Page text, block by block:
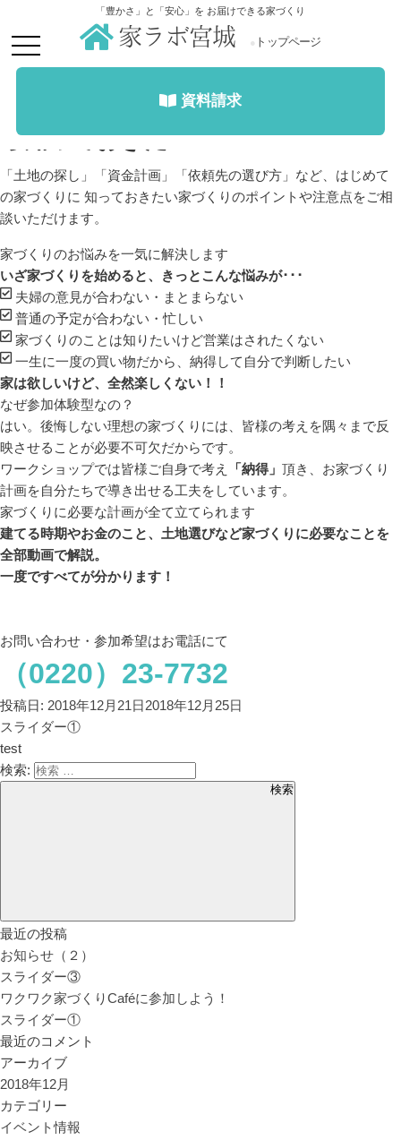
「豊かさ」と「安心」を お届けできる家づくり
toggle
navigation
家ラボ宮城 トップページ
資料請求
スライダー
2018年12月21日
スライダー③
投稿日:
ワクワク家づくりCaféに参加しよう！
ら知っておきたい！
「土地の探し」「資金計画」「依頼先の選び方」など、はじめて
の家づくりに 知っておきたい家づくりのポイントや注意点をご相
談いただけます。
家づくりのお悩みを一気に解決します
いざ家づくりを始めると、きっとこんな悩みが･･･
夫婦の意見が合わない・まとまらない
普通の予定が合わない・忙しい
家づくりのことは知りたいけど営業はされたくない
一生に一度の買い物だから、納得して自分で判断したい
家は欲しいけど、全然楽しくない！！
なぜ参加体験型なの？
はい。後悔しない理想の家づくりには、皆様の考えを隅々まで反
映させることが必要不可欠だからです。
ワークショップでは皆様ご自身で考え
「納得」 頂き、お家づくり
計画を自分たちで導き出せる工夫をしています。
家づくりに必要な計画が全て立てられます
建てる時期やお金のこと、土地選びなど家づくりに必要なことを
全部動画で解説。
一度ですべてが分かります！
お問い合わせ・参加希望はお電話にて
（0220）23-7732
投稿日: 2018年12月21日2018年12月25日
スライダー①
test
検索:
検索
最近の投稿
お知らせ（２）
スライダー③
ワクワク家づくりCaféに参加しよう！
スライダー①
最近のコメント
アーカイブ
2018年12月
カテゴリー
イベント情報